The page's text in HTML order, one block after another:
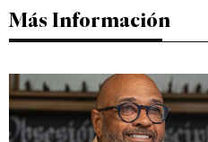
Más Información